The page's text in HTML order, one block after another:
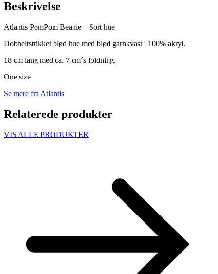
Beskrivelse
Atlantis PomPom Beanie – Sort hue
Dobbeltstrikket blød hue med blød garnkvast i 100% akryl.
18 cm lang med ca. 7 cm´s foldning.
One size
Se mere fra Atlantis
Relaterede produkter
VIS ALLE PRODUKTER